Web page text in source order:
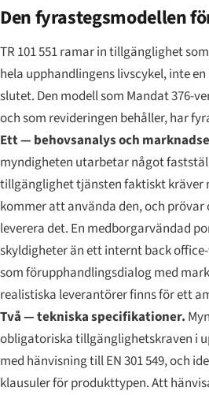
Den fyrastegsmodellen
TR 101 551 ramar in tillgänglighet
hela upphandlingens livscykel, inte
slutet. Den modell som Mandat 376-
och som revideringen behåller, har
Ett — behovsanalys och
myndigheten utarbetar något
tillgänglighet tjänsten faktiskt kräver
kommer att använda den, och prövar
leverera det. En medborgarvändad
skyldigheter än ett internt back
som förupphandlingsdialog med
realistiska leverantörer finns för ett
Två — tekniska specifikationer.
obligatoriska tillgänglighetskraven i
med hänvisning till EN 301 549, och
klausuler för produkttypen. Att